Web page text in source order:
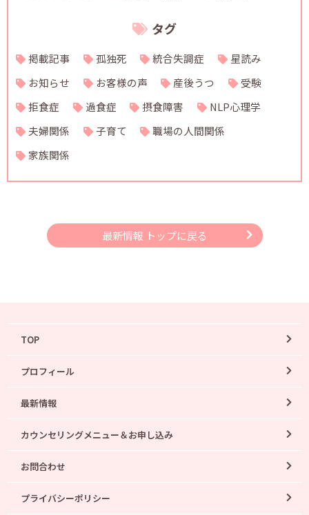
タグ
掲載記事 孤独死 統合失調症
星読み
お知らせ
お客様の声 産後うつ
受験
拒食症
過食症 摂食障害
NLP心理学
夫婦関係
子育て
職場の人間関係
家族関係
最新情報 トップに戻る
TOP
プロフィール
最新情報
カウンセリングメニュー＆お申し込み
お問合わせ
プライバシーポリシー